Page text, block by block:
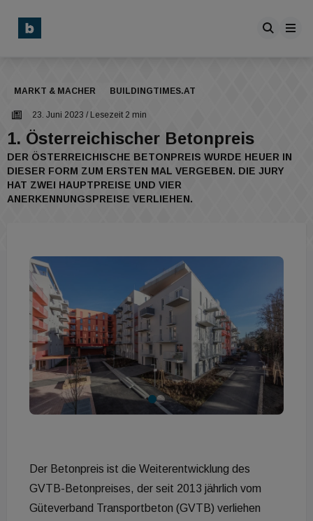
MARKT & MACHER BUILDINGTIMES.AT
23. Juni 2023 / Lesezeit 2 min
1. Österreichischer Betonpreis
DER ÖSTERREICHISCHE BETONPREIS WURDE HEUER IN
DIESER FORM ZUM ERSTEN MAL VERGEBEN. DIE JURY
HAT ZWEI HAUPTPREISE UND VIER
ANERKENNUNGSPREISE VERLIEHEN.
Der Betonpreis ist die Weiterentwicklung des
GVTB-Betonpreises, der seit 2013 jährlich vom
Güteverband Transportbeton (GVTB) verliehen